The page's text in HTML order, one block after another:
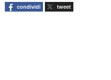
condividi tweet